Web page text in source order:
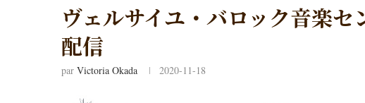
ヴェルサイユ・バロック音楽
配信
par Victoria Okada 2020-11-18